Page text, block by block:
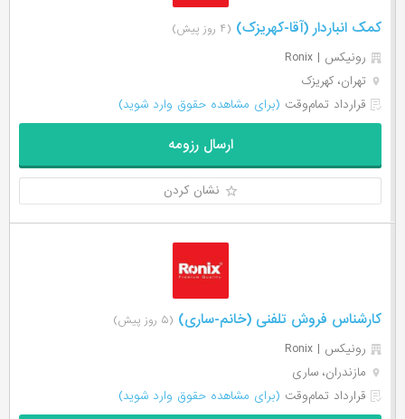
کمک انباردار (آقا-کهریزک) (۴ روز پیش)
رونیکس | Ronix
تهران، کهریزک
قرارداد تمام‌وقت (برای مشاهده حقوق وارد شوید)
ارسال رزومه
نشان کردن
کارشناس فروش تلفنی (خانم-ساری) (۵ روز پیش)
رونیکس | Ronix
مازندران، ساری
قرارداد تمام‌وقت (برای مشاهده حقوق وارد شوید)